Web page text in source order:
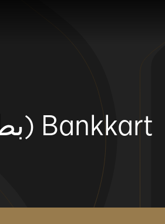
Bankkart (بطاقة افتراضية)